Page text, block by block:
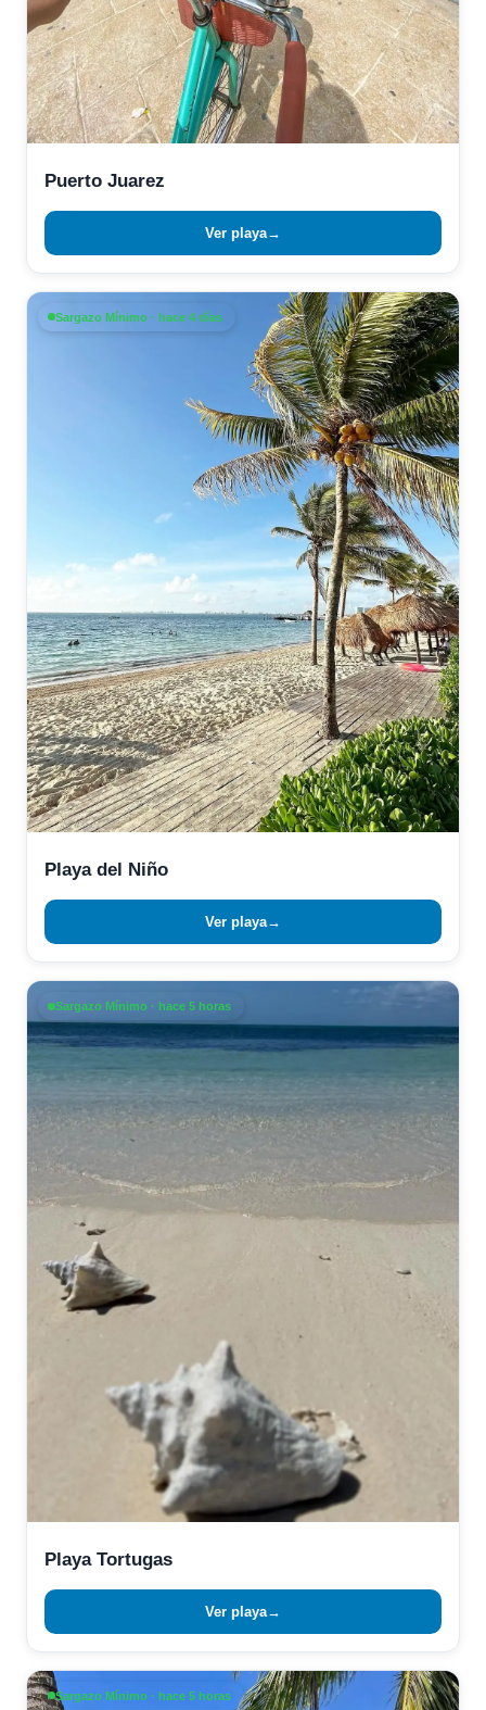
Puerto Juarez
Ver playa→
Sargazo Mínimo · hace 4 días
Playa del Niño
Ver playa→
Sargazo Mínimo · hace 5 horas
Playa Tortugas
Ver playa→
Sargazo Mínimo · hace 5 horas